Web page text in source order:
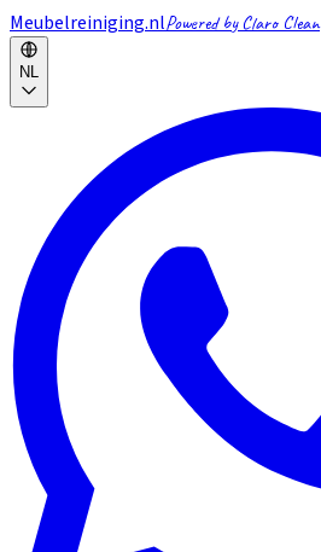
Meubelreiniging.nlPowered by Claro Clean
NL